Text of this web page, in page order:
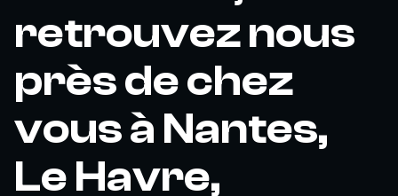
retrouvez nous
près de chez
vous à Nantes,
Le Havre,